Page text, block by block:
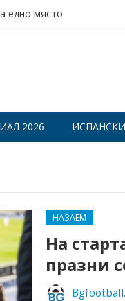
едно място
2026
НАЗАЕМ
На
празни